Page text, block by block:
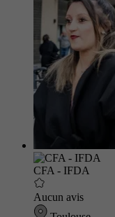
CFA - IFDA
Aucun avis